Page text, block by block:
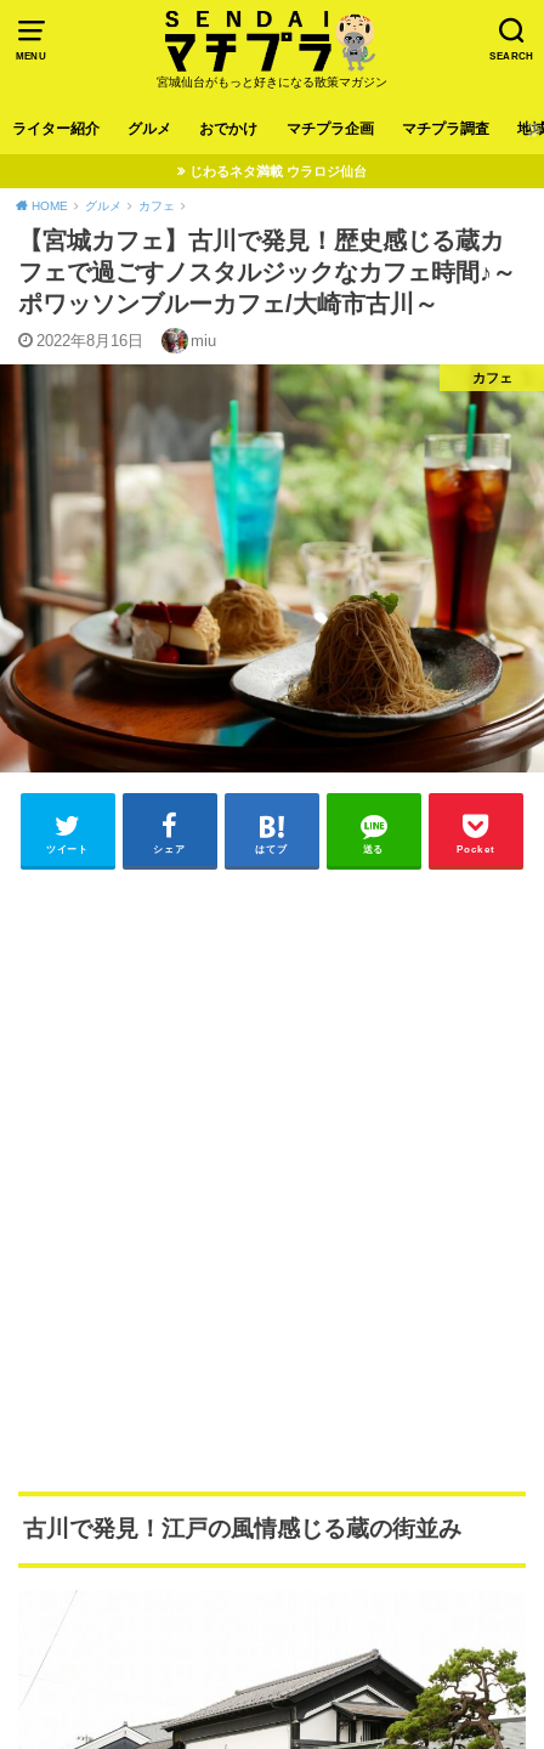
MENU SEARCH
宮城仙台がもっと好きになる散策マガジン
ライター紹介 グルメ おでかけ マチプラ企画 マチプラ調査 地
じわるネタ満載 ウラロジ仙台
HOME グルメ カフェ
【宮城カフェ】古川で発見！歴史感じる蔵カ
フェで過ごすノスタルジックなカフェ時間♪～
ポワッソンブルーカフェ/大崎市古川～
2022年8月16日 miu
カフェ
ツイート シェア はてブ 送る Pocket
古川で発見！江戸の風情感じる蔵の街並み